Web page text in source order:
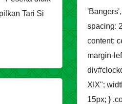
Tari Si
spacing:
content:
margin-
XIX";
15px; }